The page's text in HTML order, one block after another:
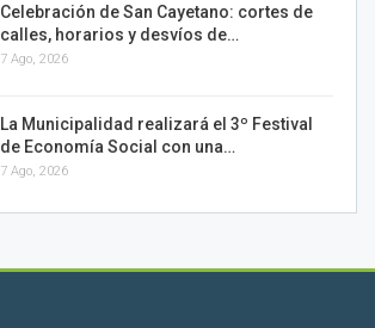
Celebración de San Cayetano: cortes de
calles, horarios y desvíos de…
7 Ago, 2026
La Municipalidad realizará el 3º Festival
de Economía Social con una…
7 Ago, 2026